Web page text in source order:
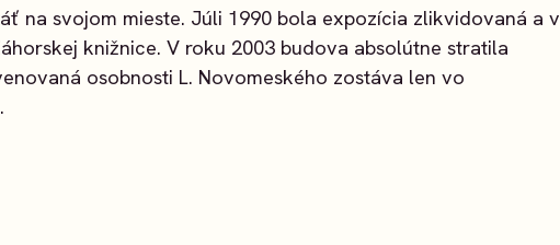
na svojom mieste. Júli 1990 bola expozícia zlikvidovaná a v
knižnice. V roku 2003 budova absolútne stratila
osobnosti L. Novomeského zostáva len vo